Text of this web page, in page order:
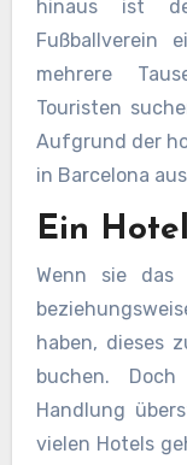
hinaus ist
Fußballverein
mehrere
Touristen
Aufgrund der
in Barcelona
Ein
Wenn sie das
haben, dieses
buchen.
Handlung
vielen Hotels